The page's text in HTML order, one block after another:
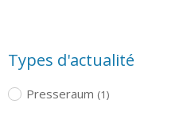
Types d'actualité
Presseraum (1)